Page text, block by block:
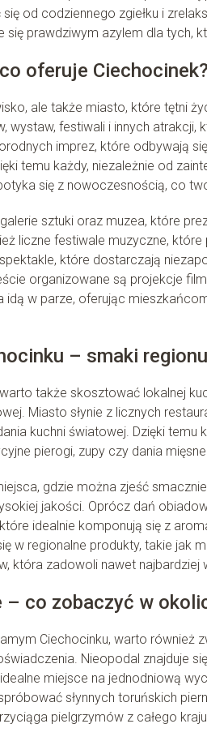
od codziennego zgiełku i
prawdziwym azylem dla tych,
oferuje Ciechocinek?
ale także miasto, które tętni
wystaw, festiwali i innych atrakcji,
imprez, które odbywają
temu każdy, niezależnie od
się z nowoczesnością, co
sztuki oraz muzea, które
liczne festiwale muzyczne,
które dostarczają
organizowane są projekcje
idą w parze, oferując
– smaki
także skosztować lokalnej
Miasto słynie z licznych
kuchni światowej. Dzięki
pierogi, zupy czy dania
gdzie można zjeść
jakości. Oprócz dań
idealnie komponują się z
w regionalne produkty, takie jak
która zadowoli nawet
co zobaczyć w
Ciechocinku, warto również
Nieopodal znajduje
miejsce na jednodniową
słynnych toruńskich
pielgrzymów z całego